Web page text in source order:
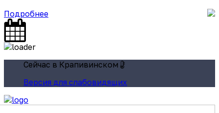
Подробнее
Сейчас в Крапивинском
Версия для слабовидящих